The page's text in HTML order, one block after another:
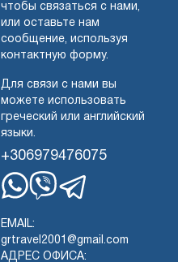
чтобы связаться с нами,
или оставьте нам
сообщение, используя
контактную форму.
Для связи с нами вы
можете использовать
греческий или английский
языки.
+306979476075
EMAIL:
grtravel2001@gmail.com
АДРЕС ОФИСА: